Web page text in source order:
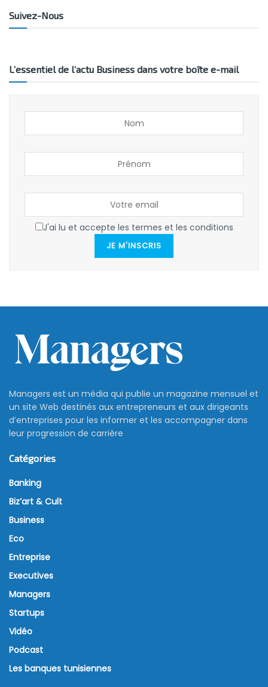
Suivez-Nous
L’essentiel de l’actu Business dans votre boîte e-mail
J'ai lu et accepte les termes et les conditions
JE M'INSCRIS
Managers est un média qui publie un magazine mensuel et
un site Web destinés aux entrepreneurs et aux dirigeants
d’entreprises pour les informer et les accompagner dans
leur progression de carrière
Catégories
Banking
Biz’art & Cult
Business
Eco
Entreprise
Executives
Managers
Startups
Vidéo
Podcast
Les banques tunisiennes